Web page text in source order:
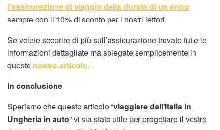
l’assicurazione di viaggio della durata di un anno
sempre con il 10% di sconto per i nostri lettori.
Se volete scoprire di più sull’assicurazione trovate tutte le
informazioni dettagliate ma spiegate semplicemente in
questo nostro articolo.
In conclusione
Speriamo che questo articolo “viaggiare dall’Italia in
Ungheria in auto” vi sia stato utile per progettare il vostro